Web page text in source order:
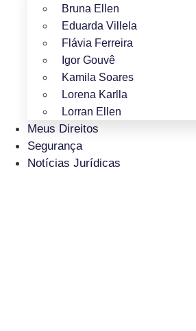
Bruna Ellen
Eduarda Villela
Flávia Ferreira
Igor Gouvê
Kamila Soares
Lorena Karlla
Lorran Ellen
Meus Direitos
Segurança
Notícias Jurídicas